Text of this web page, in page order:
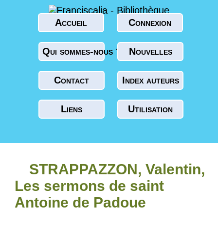
Accueil Connexion
Qui sommes-nous ? Nouvelles
Contact Index auteurs
Liens Utilisation
STRAPPAZZON, Valentin,
Les sermons de saint
Antoine de Padoue